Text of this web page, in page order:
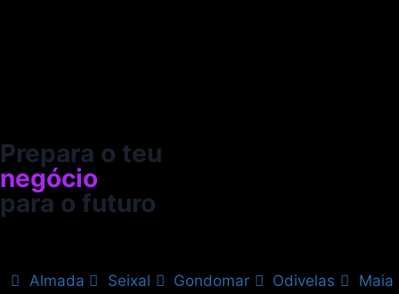
Prepara o teu
negócio
para o futuro
Almada Seixal Gondomar Odivelas
Maia